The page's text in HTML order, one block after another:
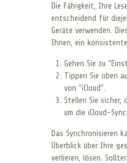
Die Fähigkeit, Ihre
entscheidend für
Geräte verwenden.
Ihnen, ein
Gehen Sie zu
Tippen Sie oben
von “iCloud”.
Stellen Sie sicher,
um die iCloud-
Das Synchronisieren
Überblick über Ihre
verlieren, lösen.